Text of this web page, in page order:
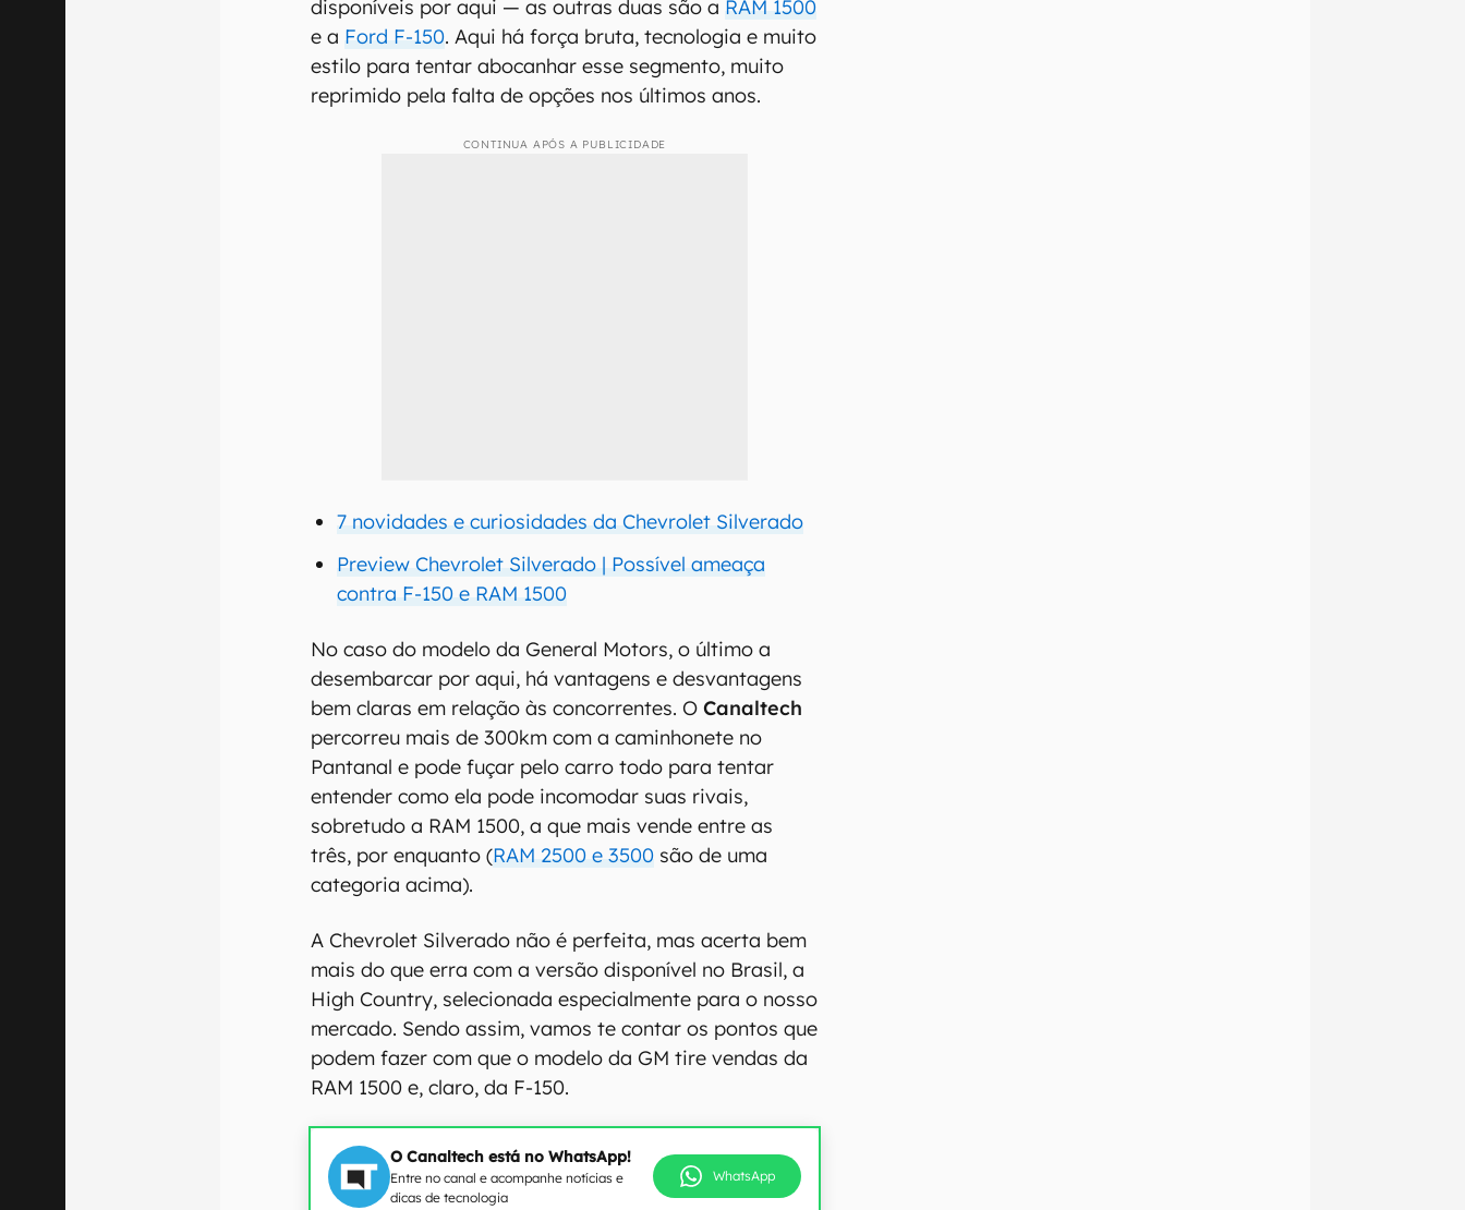
disponíveis por aqui — as outras duas são a RAM 1500
e a Ford F-150. Aqui há força bruta, tecnologia e muito
estilo para tentar abocanhar esse segmento, muito
reprimido pela falta de opções nos últimos anos.
CONTINUA APÓS A PUBLICIDADE
7 novidades e curiosidades da Chevrolet Silverado
Preview Chevrolet Silverado | Possível ameaça
contra F-150 e RAM 1500
No caso do modelo da General Motors, o último a
desembarcar por aqui, há vantagens e desvantagens
bem claras em relação às concorrentes. OCanaltech
percorreu mais de 300km com a caminhonete no
Pantanal e pode fuçar pelo carro todo para tentar
entender como ela pode incomodar suas rivais,
sobretudo a RAM 1500, a que mais vende entre as
três, por enquanto (RAM 2500 e 3500 são de uma
categoria acima).
A Chevrolet Silverado não é perfeita, mas acerta bem
mais do que erra com a versão disponível no Brasil, a
High Country, selecionada especialmente para o nosso
mercado. Sendo assim, vamos te contar os pontos que
podem fazer com que o modelo da GM tire vendas da
RAM 1500 e, claro, da F-150.
O Canaltech está no WhatsApp!
Entre no canal e acompanhe notícias e
dicas de tecnologia
WhatsApp